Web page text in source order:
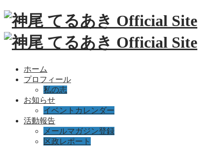
ホーム
プロフィール
私の志
お知らせ
イベントカレンダー
活動報告
メールマガジン登録
区政レポート